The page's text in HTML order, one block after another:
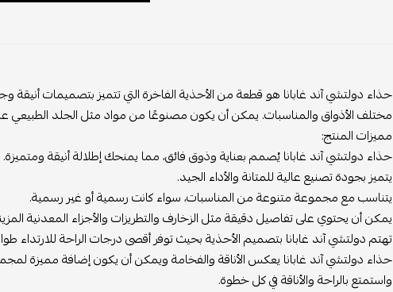
حذاء دولتشي آند غابانا هو قطعة من الأحذية الفاخرة التي تتميز بتصميمات
مختلف الأذواق والمناسبات. يمكن أن يكون مصنوعًا من مواد مثل الجلد الطبيعي
مميزات المنتج:
حذاء دولتشي آند غابانا يُصمم بعناية وذوق فائق، مما يمنحك إطلالة أنيقة ومتميزة.
يتميز بجودة تصنيع عالية للمتانة والأداء الجيد.
يتناسب مع مجموعة متنوعة من المناسبات، سواء كانت رسمية أو غير رسمية.
يمكن أن يحتوي على تفاصيل دقيقة مثل الزخارف والتطريزات والأجزاء المعدنية
تهتم دولتشي آند غابانا بتصميم الأحذية بحيث توفر أقصى درجات الراحة للارتداء
حذاء دولتشي آند غابانا يعكس الأناقة والفخامة ويمكن أن يكون إضافة مميزة
واستمتع بالراحة والأناقة في كل خطوة.